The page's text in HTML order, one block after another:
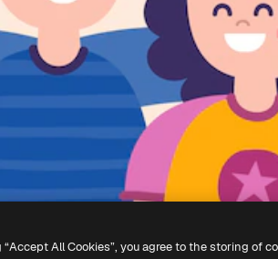
All Cookies”, you agree to the storing of